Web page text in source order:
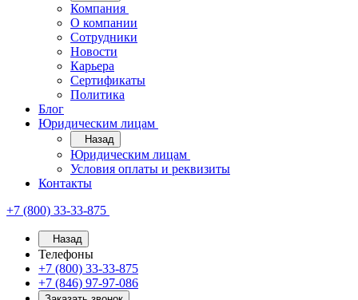
Компания
О компании
Сотрудники
Новости
Карьера
Сертификаты
Политика
Блог
Юридическим лицам
Назад
Юридическим лицам
Условия оплаты и реквизиты
Контакты
+7 (800) 33-33-875
Назад
Телефоны
+7 (800) 33-33-875
+7 (846) 97-97-086